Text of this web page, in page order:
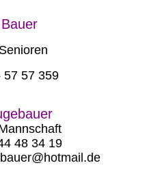
57 359
48 34 19